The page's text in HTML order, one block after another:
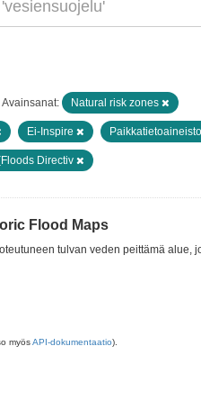
Avainsanat: Natural risk zones
Ei-Inspire Paikkatietoaineisto
Directiv
Flood Maps
tulvan veden peittämä
myösAPI-dokumentaatio).